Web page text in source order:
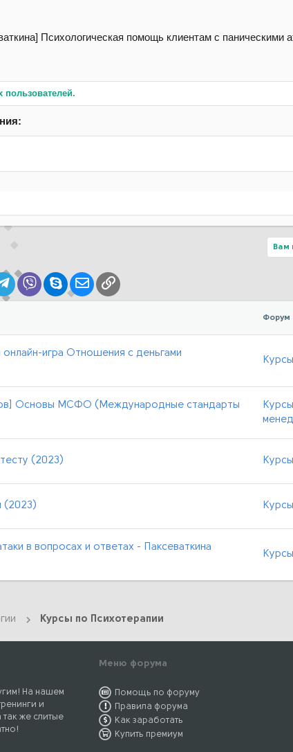
Вам
Telegram
Viber SkypeЭлектронная почта
Ссылка
Форум
игра Отношения с деньгами
Основы МСФО (Международные стандарты
(2023)
(2023)
в вопросах и ответах - Паксеваткина
Курсы по Психотерапии
На нашем
и
же слитые
Меню форума
Помощь по форуму
Правила форума
Как заработать
Купить премиум